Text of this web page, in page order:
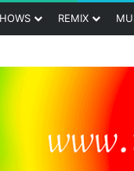
REMIX